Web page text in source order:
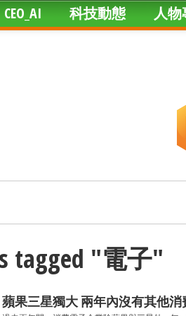
CEO_AI 科技動態 人物
tagged "電子"
蘋果三星獨大 兩年內沒有其他